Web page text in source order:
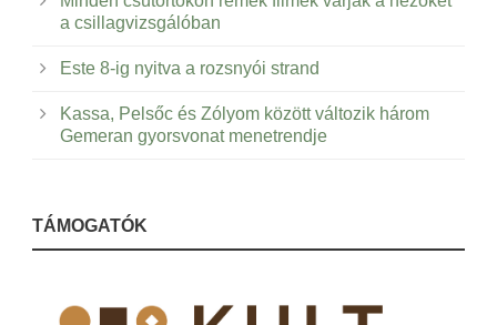
a csillagvizsgálóban
Este 8-ig nyitva a rozsnyói strand
Kassa, Pelsőc és Zólyom között változik három
Gemeran gyorsvonat menetrendje
TÁMOGATÓK